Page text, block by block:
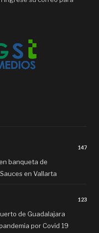
147
banqueta de
en Vallarta
123
de Guadalajara
por Covid 19